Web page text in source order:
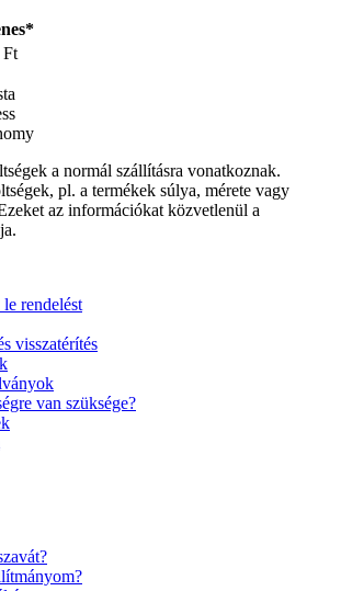
Ft
a normál szállításra vonatkoznak.
pl. a termékek súlya, mérete vagy
az információkat közvetlenül a
rendelést
visszatérítés
van szüksége?